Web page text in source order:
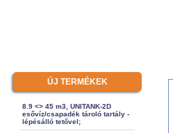
ÚJ TERMÉKEK
8.9 <> 45 m3, UNITANK-2D
esővíz/csapadék tároló tartály -
lépésálló tetővel;